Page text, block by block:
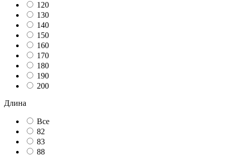
120
130
140
150
160
170
180
190
200
Длина
Все
82
83
88